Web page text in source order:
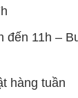
đến 11h –
hàng tuần